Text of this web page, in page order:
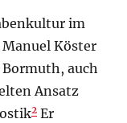
im
Köster
Bormuth, auch
Ansatz
2 Er